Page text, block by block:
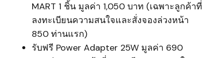
MART 1 ชิ้น มูลค่า 1,050 บาท (เฉพาะลูกค้าที่
ลงทะเบียนความสนใจและสั่งจองล่วงหน้า
850 ท่านแรก)
รับฟรี Power Adapter 25W มูลค่า 690